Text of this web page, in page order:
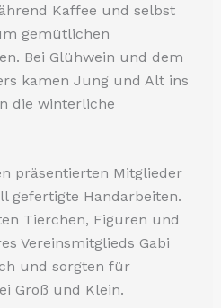
Kaffee und selbst
gemütlichen
Bei Glühwein und dem
kamen Jung und Alt ins
die winterliche
präsentierten Mitglieder
gefertigte Handarbeiten.
Tierchen, Figuren und
Vereinsmitglieds Gabi
und sorgten für
Groß und Klein.